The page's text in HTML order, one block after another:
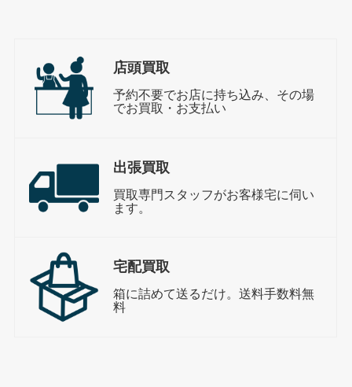
店頭買取
予約不要でお店に持ち込み、その場
でお買取・お支払い
出張買取
買取専門スタッフがお客様宅に伺い
ます。
宅配買取
箱に詰めて送るだけ。送料手数料無
料